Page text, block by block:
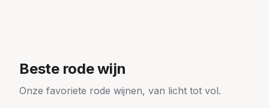
Beste rode wijn
Onze favoriete rode wijnen, van licht tot vol.